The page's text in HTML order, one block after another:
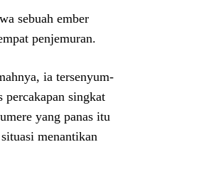
sebuah ember
penjemuran.
ia tersenyum-
percakapan singkat
yang panas itu
menantikan